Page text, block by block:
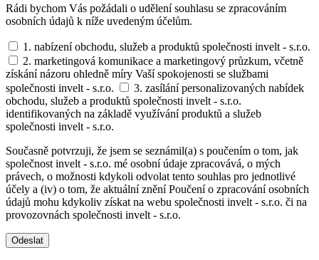
Rádi bychom Vás požádali o udělení souhlasu se zpracováním
osobních údajů k níže uvedeným účelům.
1. nabízení obchodu, služeb a produktů společnosti invelt - s.r.o.
2. marketingová komunikace a marketingový průzkum, včetně
získání názoru ohledně míry Vaší spokojenosti se službami
společnosti invelt - s.r.o.
3. zasílání personalizovaných nabídek
obchodu, služeb a produktů společnosti invelt - s.r.o.
identifikovaných na základě využívání produktů a služeb
společnosti invelt - s.r.o.
Současně potvrzuji, že jsem se seznámil(a) s poučením o tom, jak
společnost invelt - s.r.o. mé osobní údaje zpracovává, o mých
právech, o možnosti kdykoli odvolat tento souhlas pro jednotlivé
účely a (iv) o tom, že aktuální znění Poučení o zpracování osobních
údajů mohu kdykoliv získat na webu společnosti invelt - s.r.o. či na
provozovnách společnosti invelt - s.r.o.
Odeslat